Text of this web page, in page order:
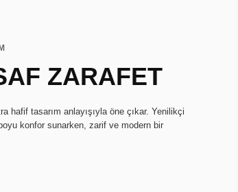
ZARAFET
tasarım anlayışıyla öne çıkar. Yenilikçi
konfor sunarken, zarif ve modern bir